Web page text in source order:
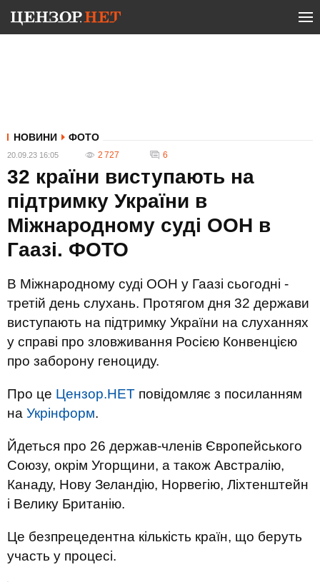
НОВИНИ ФОТО
20.09.23 16:05 2 727 6
32 країни виступають на
підтримку України в
Міжнародному суді ООН в
Гаазі. ФОТО
В Міжнародному суді ООН у Гаазі сьогодні -
третій день слухань. Протягом дня 32 держави
виступають на підтримку України на слуханнях
у справі про зловживання Росією Конвенцією
про заборону геноциду.
Про це Цензор.НЕТ повідомляє з посиланням
на Укрінформ.
Йдеться про 26 держав-членів Європейського
Союзу, окрім Угорщини, а також Австралію,
Канаду, Нову Зеландію, Норвегію, Ліхтенштейн
і Велику Британію.
Це безпрецедентна кількість країн, що беруть
участь у процесі.